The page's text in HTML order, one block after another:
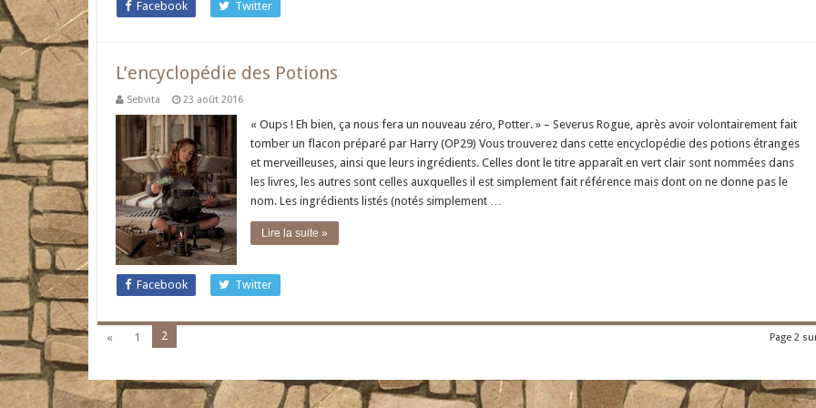
Facebook Twitter
L’encyclopédie des Potions
Sebvita 23 août 2016
« Oups ! Eh bien, ça nous fera un nouveau zéro, Potter. » – Severus Rogue, après avoir volontairement fait
tomber un flacon préparé par Harry (OP29) Vous trouverez dans cette encyclopédie des potions étranges
et merveilleuses, ainsi que leurs ingrédients. Celles dont le titre apparaît en vert clair sont nommées dans
les livres, les autres sont celles auxquelles il est simplement fait référence mais dont on ne donne pas le
nom. Les ingrédients listés (notés simplement …
Lire la suite »
Facebook Twitter
Page 2
« 1 2